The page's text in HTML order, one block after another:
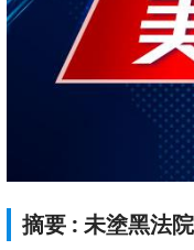
摘要 : 未塗黑法